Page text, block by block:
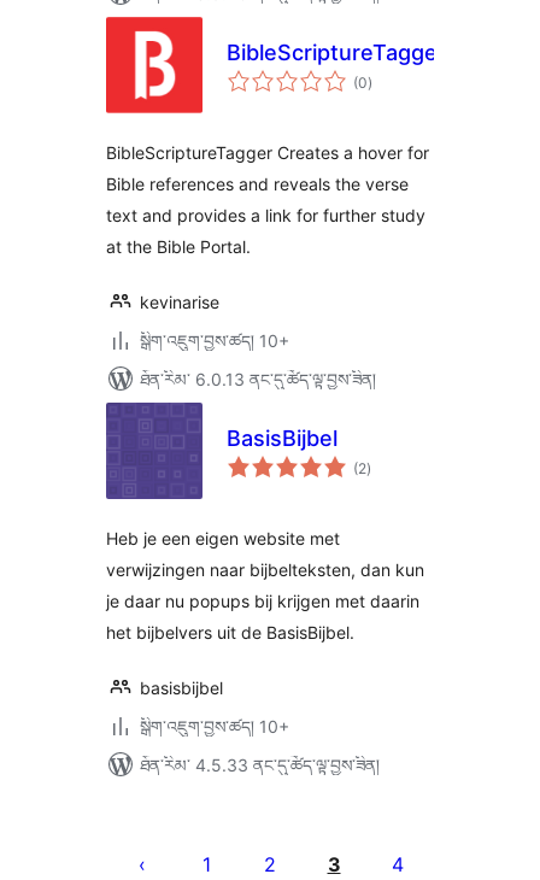
BibleScriptureTagger
(0གདེང་
འཇོག་
)
BibleScriptureTagger Creates a hover for
Bible references and reveals the verse
text and provides a link for further study
at the Bible Portal.
kevinarise
སྒྲིག་འཇུག་བྱས་ཚད། 10+
ཐོན་རིམ་ 6.0.13 ནང་དུ་ཚོད་ལྟ་བྱས་ཟིན།
BasisBijbel
(2གདེང་
འཇོག་
)
Heb je een eigen website met
verwijzingen naar bijbelteksten, dan kun
je daar nu popups bij krijgen met daarin
het bijbelvers uit de BasisBijbel.
basisbijbel
སྒྲིག་འཇུག་བྱས་ཚད། 10+
ཐོན་རིམ་ 4.5.33 ནང་དུ་ཚོད་ལྟ་བྱས་ཟིན།
pagination
1 2 3 4